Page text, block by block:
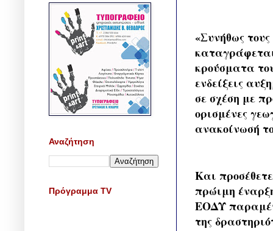
«Συνήθως
κρούσματα
ενδείξεις
σε σχέση με
ορισμένες
ανακοίνωσή
Και
πρώιμη
ΕΟΔΥ
της
Αναζήτηση
Πρόγραμμα TV